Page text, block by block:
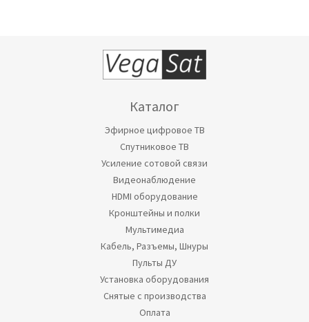
Каталог
Эфирное цифровое ТВ
Спутниковое ТВ
Усиление сотовой связи
Видеонаблюдение
HDMI оборудование
Кронштейны и полки
Мультимедиа
Кабель, Разъемы, Шнуры
Пульты ДУ
Установка оборудования
Снятые с производства
Оплата